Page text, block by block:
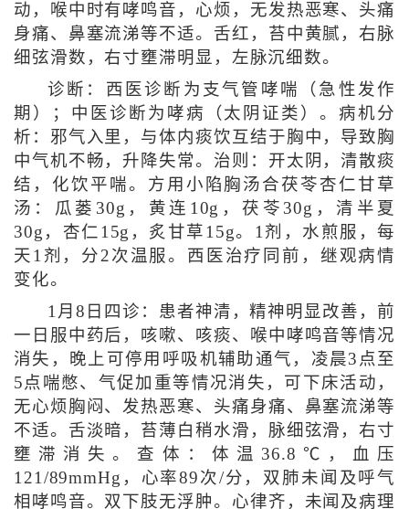
动，喉中时有哮鸣音，心烦，无发热恶寒、头痛
身痛、鼻塞流涕等不适。舌红，苔中黄腻，右脉
细弦滑数，右寸壅滞明显，左脉沉细数。
诊断：西医诊断为支气管哮喘（急性发作
期）；中医诊断为哮病（太阴证类）。病机分
析：邪气入里，与体内痰饮互结于胸中，导致胸
中气机不畅，升降失常。治则：开太阴，清散痰
结，化饮平喘。方用小陷胸汤合茯苓杏仁甘草
汤：瓜蒌30g，黄连10g，茯苓30g，清半夏
30g，杏仁15g，炙甘草15g。1剂，水煎服，每
天1剂，分2次温服。西医治疗同前，继观病情
变化。
1月8日四诊：患者神清，精神明显改善，前
一日服中药后，咳嗽、咳痰、喉中哮鸣音等情况
消失，晚上可停用呼吸机辅助通气，凌晨3点至
5点喘憋、气促加重等情况消失，可下床活动，
无心烦胸闷、发热恶寒、头痛身痛、鼻塞流涕等
不适。舌淡暗，苔薄白稍水滑，脉细弦滑，右寸
壅滞消失。查体：体温36.8℃，血压
121/89mmHg，心率89次/分，双肺未闻及呼气
相哮鸣音。双下肢无浮肿。心律齐，未闻及病理